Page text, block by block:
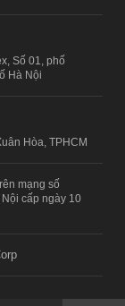
Số 01, phố
Hà Nội
Hòa, TPHCM
mạng số
cấp ngày 10